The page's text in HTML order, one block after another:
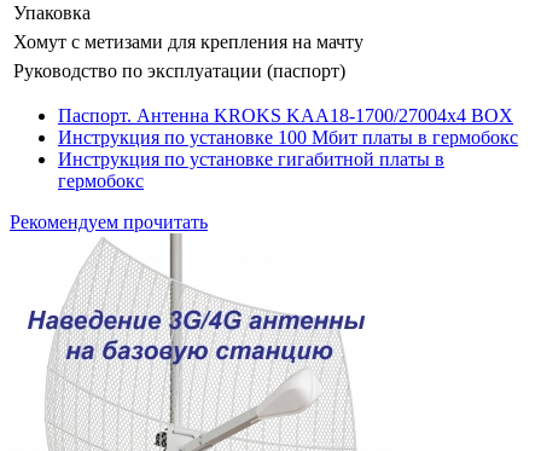
Упаковка
Хомут с метизами для крепления на мачту
Руководство по эксплуатации (паспорт)
Паспорт. Антенна KROKS KAA18-1700/27004х4 BOX
Инструкция по установке 100 Мбит платы в гермобокс
Инструкция по установке гигабитной платы в
гермобокс
Рекомендуем прочитать